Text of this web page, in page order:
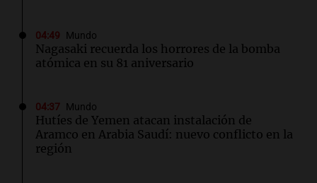
04:49 Mundo
Nagasaki recuerda los horrores de la bomba
atómica en su 81 aniversario
04:37 Mundo
Hutíes de Yemen atacan instalación de
Aramco en Arabia Saudí: nuevo conflicto en la
región